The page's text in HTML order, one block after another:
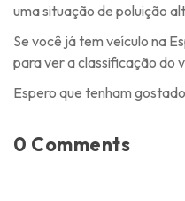
uma situação de poluição
Se você já tem veículo na
para ver a classificação do
Espero que tenham
0 Comments